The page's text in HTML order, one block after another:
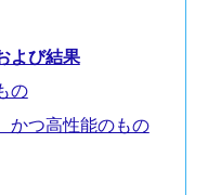
よび結果
の
かつ高性能のもの